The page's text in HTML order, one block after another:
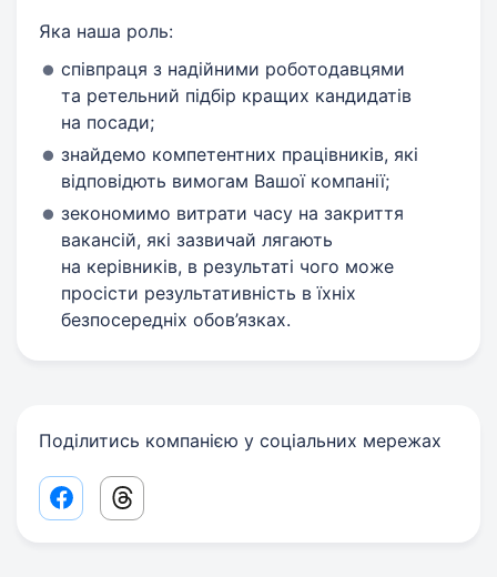
Яка наша роль:
співпраця з надійними роботодавцями
та ретельний підбір кращих кандидатів
на посади;
знайдемо компетентних працівників, які
відповідють вимогам Вашої компанії;
зекономимо витрати часу на закриття
вакансій, які зазвичай лягають
на керівників, в результаті чого може
просісти результативність в їхніх
безпосередніх обов’язках.
Поділитись компанією у соціальних мережах
Facebook share link
Threads share link